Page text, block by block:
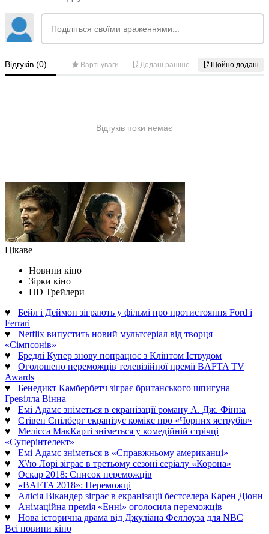
Цікаве
Новини кіно
Зірки кіно
HD Трейлери
♥ Бейл і Деймон зіграють у фільмі про протистояння Ford і
Ferrari
♥ Netflix випустить новий мультсеріал від творця
«Сімпсонів»
♥ Бредлі Купер знову попрацює з Клінтом Іствудом
♥ Оголошено переможців телевізійної премії BAFTA TV
Awards
♥ Бенедикт Камбербетч зіграє британського шпигуна
Гревілла Вінна
♥ Емі Адамс зніметься в екранізації роману А. Дж. Фінна
♥ Стівен Спілберг екранізує комікс про «Чорних яструбів»
♥ Мелісса МакКарті зніметься у комедійній стрічці
«Суперінтелект»
♥ Емі Адамс зніметься в «Справжньому американці»
♥ Х\'ю Лорі зіграє в третьому сезоні серіалу «Корона»
♥ Оскар 2018: Список переможців
♥ «BAFTA 2018»: Переможці
♥ Алісія Вікандер зіграє в екранізації бестселера Карен Діонн
♥ Анімаційна премія «Енні» оголосила переможців
♥ Нова історична драма від Джуліана Феллоуза для NBC
Всі новини кіно